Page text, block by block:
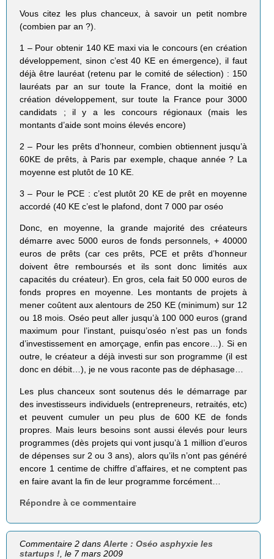
Vous citez les plus chanceux, à savoir un petit nombre
(combien par an ?).
1 – Pour obtenir 140 KE maxi via le concours (en création
développement, sinon c’est 40 KE en émergence), il faut
déjà être lauréat (retenu par le comité de sélection) : 150
lauréats par an sur toute la France, dont la moitié en
création développement, sur toute la France pour 3000
candidats ; il y a les concours régionaux (mais les
montants d’aide sont moins élevés encore)
2 – Pour les prêts d’honneur, combien obtiennent jusqu’à
60KE de prêts, à Paris par exemple, chaque année ? La
moyenne est plutôt de 10 KE.
3 – Pour le PCE : c’est plutôt 20 KE de prêt en moyenne
accordé (40 KE c’est le plafond, dont 7 000 par oséo
Donc, en moyenne, la grande majorité des créateurs
démarre avec 5000 euros de fonds personnels, + 40000
euros de prêts (car ces prêts, PCE et prêts d’honneur
doivent être remboursés et ils sont donc limités aux
capacités du créateur). En gros, cela fait 50 000 euros de
fonds propres en moyenne. Les montants de projets à
mener coûtent aux alentours de 250 KE (minimum) sur 12
ou 18 mois. Oséo peut aller jusqu’à 100 000 euros (grand
maximum pour l’instant, puisqu’oséo n’est pas un fonds
d’investissement en amorçage, enfin pas encore…). Si en
outre, le créateur a déjà investi sur son programme (il est
donc en débit…), je ne vous raconte pas de déphasage…
Les plus chanceux sont soutenus dés le démarrage par
des investisseurs individuels (entrepreneurs, retraités, etc)
et peuvent cumuler un peu plus de 600 KE de fonds
propres. Mais leurs besoins sont aussi élevés pour leurs
programmes (dès projets qui vont jusqu’à 1 million d’euros
de dépenses sur 2 ou 3 ans), alors qu’ils n’ont pas généré
encore 1 centime de chiffre d’affaires, et ne comptent pas
en faire avant la fin de leur programme forcément…
Répondre à ce commentaire
Commentaire 2 dansAlerte : Oséo asphyxie les
startups ! , le 7 mars 2009